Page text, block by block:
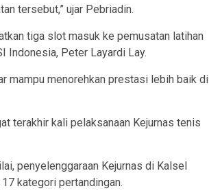
tersebut,” ujar Pebriadin.
tiga slot masuk ke pemusatan latihan
Indonesia, Peter Layardi Lay.
mampu menorehkan prestasi lebih baik di
terakhir kali pelaksanaan Kejurnas tenis
penyelenggaraan Kejurnas di Kalsel
kategori pertandingan.